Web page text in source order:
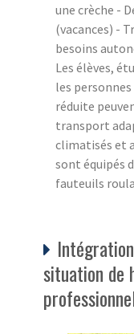
une crèche -
(vacances) -
besoins
Les élèves,
les
réduite
transport
climatisés et
sont équipés
fauteuils
situation de